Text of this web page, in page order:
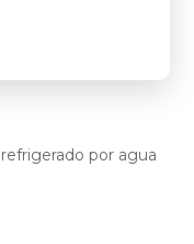
por agua